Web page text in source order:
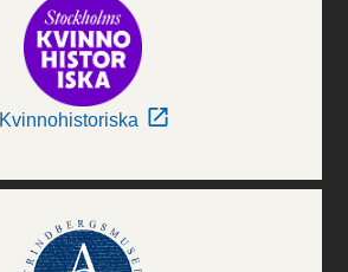
Kvinnohistoriska